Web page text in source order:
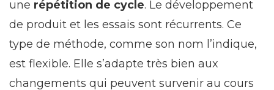
une répétition de cycle. Le développement
de produit et les essais sont récurrents. Ce
type de méthode, comme son nom l’indique,
est flexible. Elle s’adapte très bien aux
changements qui peuvent survenir au cours